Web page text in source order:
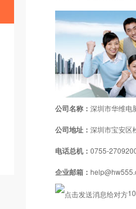
公司名称： 深圳市华维电
公司地址： 深圳市宝安区
电话总机： 0755-
企业邮箱：